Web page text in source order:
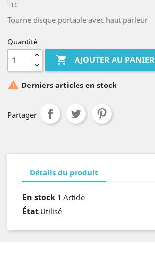
TTC
Tourne disque portable avec haut parleur
Quantité
 AJOUTER AU PANIER
 Derniers articles en stock
Partager
Détails du produit
En stock 1 Article
État Utilisé